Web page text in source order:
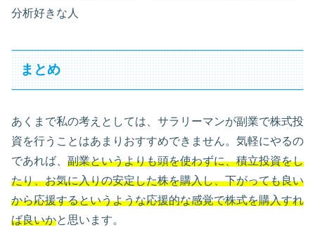
分析好きな人
まとめ
あくまで私の考えとしては、サラリーマンが副業で株式投
資を行うことはあまりおすすめできません。気軽にやるの
であれば、 副業というよりも頭を使わずに、積立投資をし
たり、お気に入りの安定した株を購入し、下がっても良い
から応援するというような応援的な感覚で株式を購入すれ
ば良いかと思います。